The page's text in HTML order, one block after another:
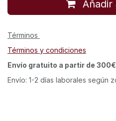
Añadir
Términos
Términos y condiciones
Envío gratuito a partir de
Envío: 1-2 días laborales según